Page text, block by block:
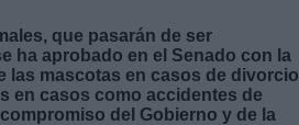
que pasarán de ser
ha aprobado en el Senado con la
las mascotas en casos de divorcio
en casos como accidentes de
del Gobierno y de la